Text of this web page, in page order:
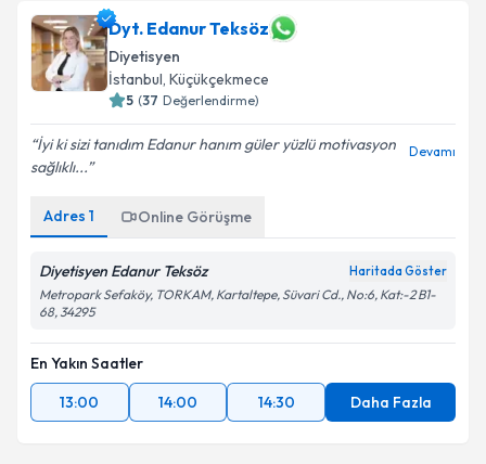
Dyt. Edanur Teksöz
Diyetisyen
İstanbul, Küçükçekmece
5 (37 Değerlendirme)
İyi ki sizi tanıdım Edanur hanım güler yüzlü motivasyon
sağlıklı...
Devamı
Adres 1 Online Görüşme
Diyetisyen Edanur Teksöz Haritada Göster
Metropark Sefaköy, TORKAM, Kartaltepe, Süvari Cd., No:6, Kat:-2 B1-
68, 34295
En Yakın Saatler
13:00
14:00 14:30 Daha Fazla